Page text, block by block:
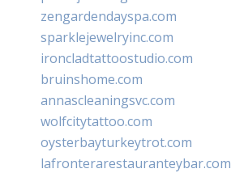
zengardendayspa.com
sparklejewelryinc.com
ironcladtattoostudio.com
bruinshome.com
annascleaningsvc.com
wolfcitytattoo.com
oysterbayturkeytrot.com
lafronterarestauranteybar.com